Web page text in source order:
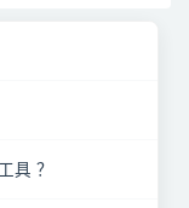
具 ？